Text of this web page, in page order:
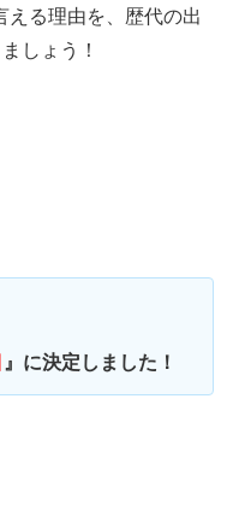
える理由を、歴代の出
しょう！
』に決定しました！